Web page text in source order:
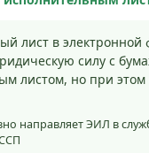
лист в электронной
силу с
листом, но при этом
направляет ЭИЛ в